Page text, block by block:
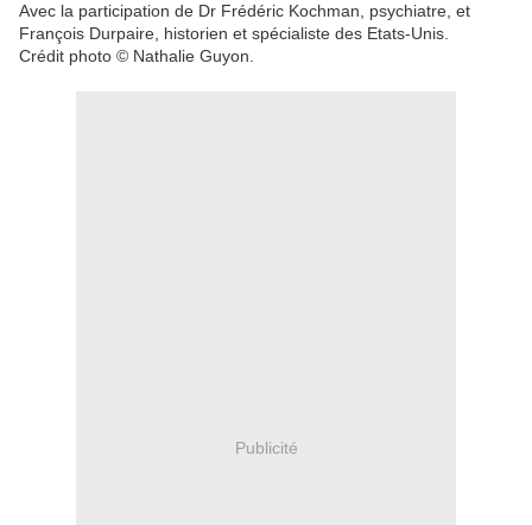
Avec la participation de Dr Frédéric Kochman, psychiatre, et
François Durpaire, historien et spécialiste des Etats-Unis.
Crédit photo © Nathalie Guyon.
Publicité